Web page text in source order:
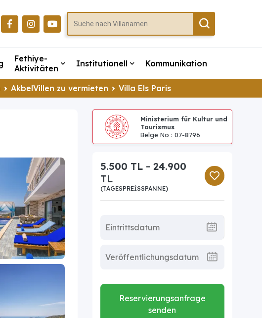
Fethiye-
Aktivitäten
Institutionell Kommunikation
AkbelVillen zu vermieten Villa Els Paris
Ministerium für Kultur und
Tourismus
Belge No : 07-8796
5.500 TL - 24.900
TL
(TAGESPREISSPANNE)
Reservierungsanfrage
senden